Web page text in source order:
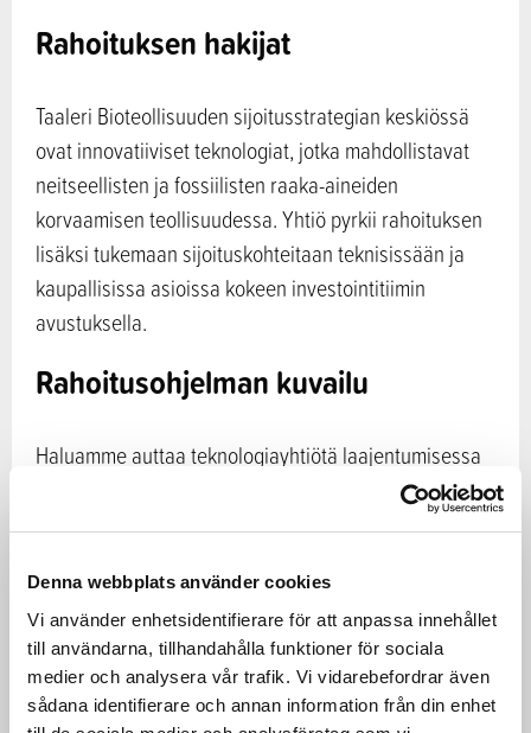
Denna webbplats använder cookies
Vi använder enhetsidentifierare för att anpassa innehållet
till användarna, tillhandahålla funktioner för sociala
medier och analysera vår trafik. Vi vidarebefordrar även
sådana identifierare och annan information från din enhet
Rahoituksen hakijat
Taaleri Bioteollisuuden sijoitusstrategian keskiössä
ovat innovatiiviset teknologiat, jotka mahdollistavat
neitseellisten ja fossiilisten raaka-aineiden
korvaamisen teollisuudessa. Yhtiö pyrkii rahoituksen
lisäksi tukemaan sijoituskohteitaan teknisissään ja
kaupallisissa asioissa kokeen investointitiimin
avustuksella.
Rahoitusohjelman kuvailu
Haluamme auttaa teknologiayhtiötä laajentumisessa
ja tukea heitä tuotantolaitosinvestoinneissa.
Investointitiimi arvioi jokaista sijoituskohdetta
näkökulmasta. Taaleri Bioteollisuus I rahasto tekee
vain kestäviä sijoituksia, esimerkiksi kohteisiin, jotka
edistävät merkittävästi ilmastonmuutoksen
hillitsemistä.